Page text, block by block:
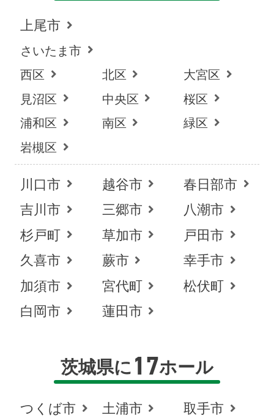
上尾市
さいたま市
西区
北区
大宮区
見沼区
中央区
桜区
浦和区
南区
緑区
岩槻区
川口市 越谷市
春日部市
吉川市
三郷市
八潮市
杉戸町
草加市
戸田市
久喜市
蕨市
幸手市
加須市
宮代町
松伏町
白岡市
蓮田市
茨城県に 17ホール
つくば市 土浦市 取手市
お得な会員価格!